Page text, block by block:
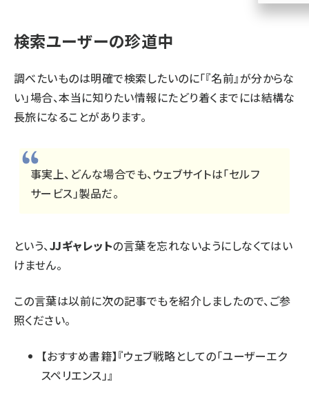
検索ユーザーの珍道中
調べたいものは明確で検索したいのに「『名前』が分からな
い」場合、本当に知りたい情報にたどり着くまでには結構な
長旅になることがあります。
事実上、どんな場合でも、ウェブサイトは「セルフ
サービス」製品だ。
という、JJギャレットの言葉を忘れないようにしなくてはい
けません。
この言葉は以前に次の記事でもを紹介しましたので、ご参
照ください。
【おすすめ書籍】『ウェブ戦略としての「ユーザーエク
スペリエンス」』